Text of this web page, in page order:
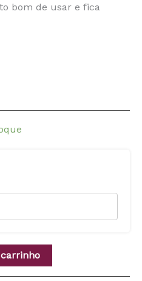
bom de usar e fica